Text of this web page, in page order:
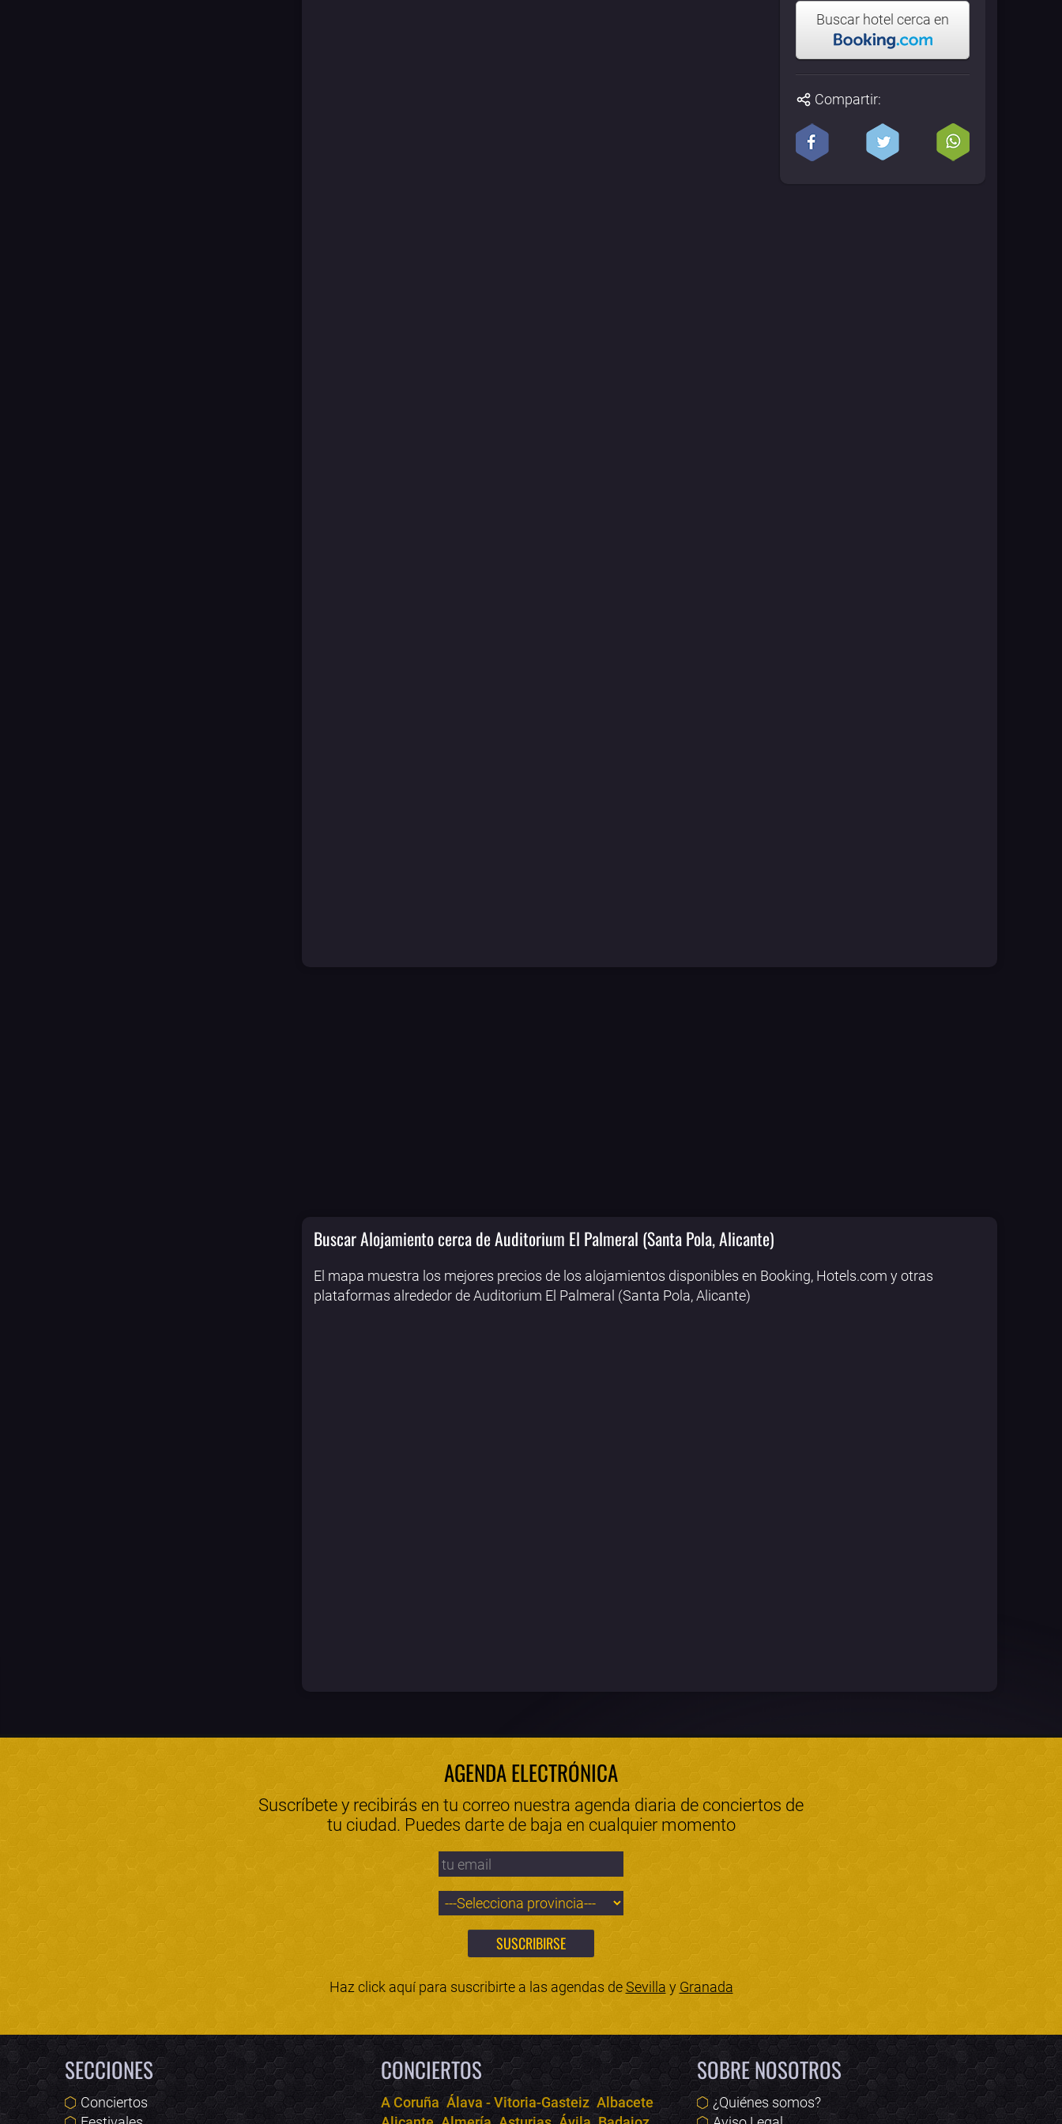
Buscar hotel cerca en
Compartir:
Buscar Alojamiento cerca de Auditorium El Palmeral (Santa Pola, Alicante)
El mapa muestra los mejores precios de los alojamientos disponibles en Booking, Hotels.com y otras
plataformas alrededor de Auditorium El Palmeral (Santa Pola, Alicante)
AGENDA ELECTRÓNICA
Suscríbete y recibirás en tu correo nuestra agenda diaria de conciertos de
tu ciudad. Puedes darte de baja en cualquier momento
Haz click aquí para suscribirte a las agendas deSevilla y Granada
SECCIONES
Conciertos
CONCIERTOS
A Coruña Álava - Vitoria-Gasteiz Albacete
SOBRE NOSOTROS
¿Quiénes somos?
Online · Te ayudo a encontrar conciertos